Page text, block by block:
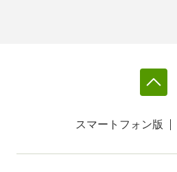
スマートフォン版